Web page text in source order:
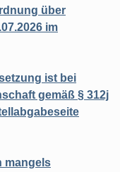
über
im
ist bei
gemäß § 312j
mangels